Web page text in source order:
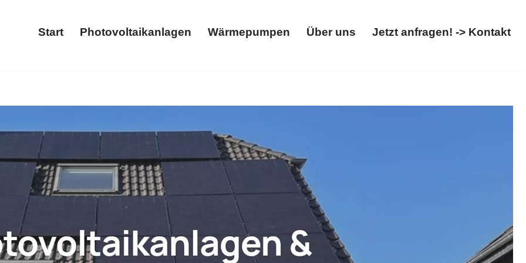
Start Photovoltaikanlagen Wärmepumpen Über uns Jetzt anfragen! -> Kontakt
Wärmepumpe, Photovoltaikanlage, Wallbox. ✓Wärmepumpe, ✓Photovoltaikanlage, ✓Solaranlage,
Wärmepumpenprofi. Gestalten Sie die Zukunft mit uns ✉.